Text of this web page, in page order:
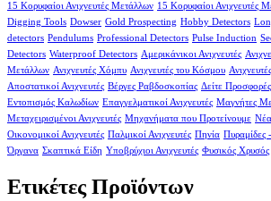
15 Κορυφαίοι Ανιχνευτές Μετάλλων 15 Κορυφαίοι Ανιχνευτές
Digging Tools Dowser Gold Prospecting Hobby Detectors
detectors Pendulums Professional Detectors Pulse Induction
Detectors Waterproof Detectors Αμερικάνικοι Ανιχνευτές
Μετάλλων Ανιχνευτές Χόμπυ Ανιχνευτές του Κόσμου
Αποστατικοί Ανιχνευτές Βέργες Ραβδοσκοπίας Δείτε Προσφορές
Εντοπισμός Καλωδίων Επαγγελματικοί Ανιχνευτές Μαγνήτες
Μεταχειρισμένοι Ανιχνευτές Μηχανήματα που Προτείνουμε
Οικονομικοί Ανιχνευτές Παλμικοί Ανιχνευτές Πηνία Πυραμίδες
Όργανα Σκαπτικά Είδη Υποβρύχιοι Ανιχνευτές Φυσικός Χρυσός
Ετικέτες Προϊόντων